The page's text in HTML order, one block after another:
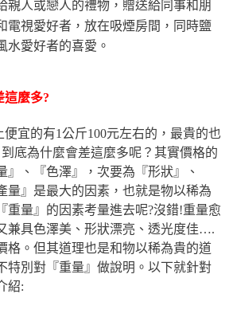
親人或戀人的禮物，贈送給同事和朋
電視愛好者，放在吸煙房間，同時鹽
水愛好者的喜愛。
這麼多?
宜的有1公斤100元左右的，最貴的也
底為什麼會差這麼多呢？其實價格的
』、『色澤』，次要為『形狀』、
量』是最大的因素，也就是物以稀為
重量』的因素考量進去呢?沒錯!重量愈
兼具色澤美、形狀漂亮、透光度佳….
格。但其道理也是和物以稀為貴的道
特別對『重量』做說明。以下就針對
紹: